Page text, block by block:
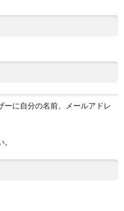
ーに自分の名前、メールアドレ